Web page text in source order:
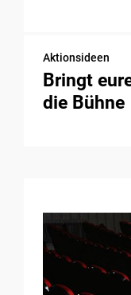
Aktionsideen
Bringt
die Bühne